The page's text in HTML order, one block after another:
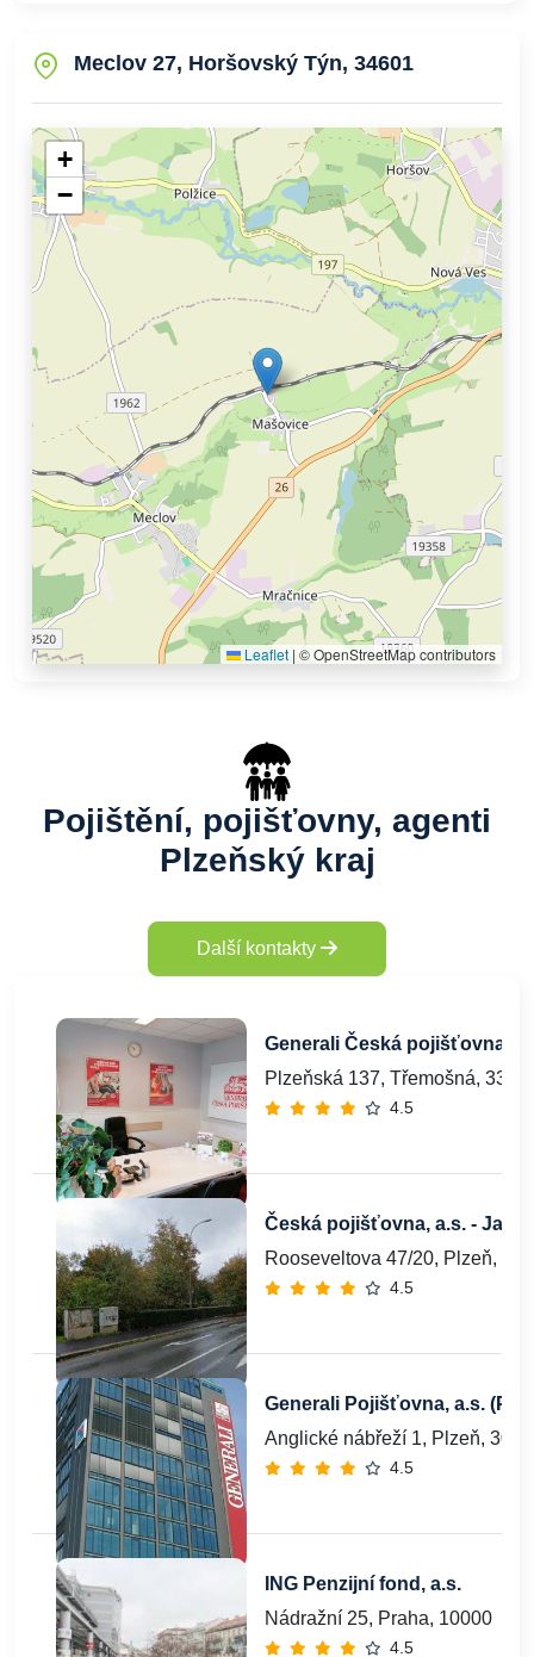
Meclov 27, Horšovský Týn, 34601
+
−
Leaflet | © OpenStreetMap contributors
Pojištění, pojišťovny, agenti
Plzeňský kraj
Další kontakty
Generali Česká pojišťovna
Plzeňská 137, Třemošná,
4.5
Česká pojišťovna, a.s. - Jan
Rooseveltova 47/20, Plzeň,
4.5
Generali Pojišťovna, a.s.
Anglické nábřeží 1, Plzeň,
4.5
ING Penzijní fond, a.s.
Nádražní 25, Praha, 10000
4.5